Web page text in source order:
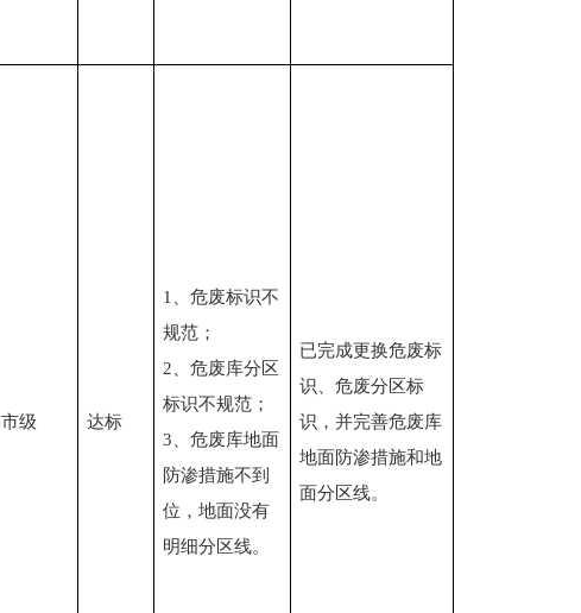
市级 达标
1、危废标识不
规范；
2、危废库分区
标识不规范；
3、危废库地面
防渗措施不到
位，地面没有
明细分区线。
已完成更换危废标
识、危废分区标
识，并完善危废库
地面防渗措施和地
面分区线。